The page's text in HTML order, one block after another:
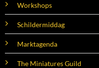
Workshops
Schildermiddag
Marktagenda
The Miniatures Guild